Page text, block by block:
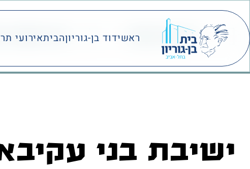
ראשידוד בן-גוריוןהביתאירועי
אודות האות
בתי הספר
ישיבת בני